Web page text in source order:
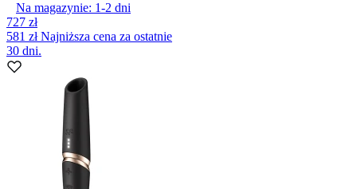
Na magazynie: 1-2 dni
727 zł
581 złNajniższa cena za ostatnie
30 dni.